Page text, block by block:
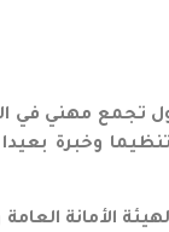
أول تجمع مهني في
وخبرة بعيدا
2) وقامت الأمانة العامة للاتحاد المنعقدة بالقاهرة يوم السبت 28 مايو 1977 بوضع النظام و اللائحة